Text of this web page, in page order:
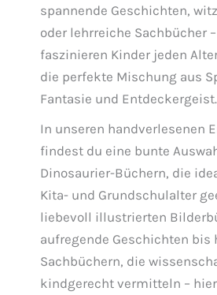
spannende Geschichten,
oder lehrreiche Sachbücher
faszinieren Kinder jeden
die perfekte Mischung aus
Fantasie und Entdeckergeist.
In unseren handverlesenen
findest du eine bunte
Dinosaurier-Büchern, die
Kita- und Grundschulalter
liebevoll illustrierten
aufregende Geschichten bis
Sachbüchern, die
kindgerecht vermitteln –